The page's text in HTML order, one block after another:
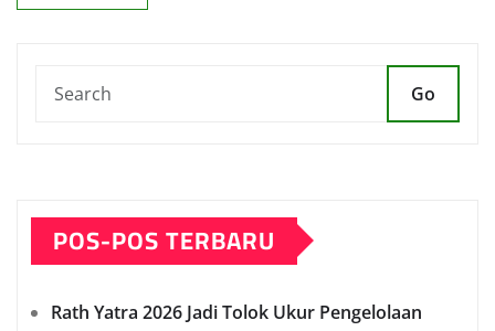
Go
POS-POS TERBARU
Rath Yatra 2026 Jadi Tolok Ukur Pengelolaan